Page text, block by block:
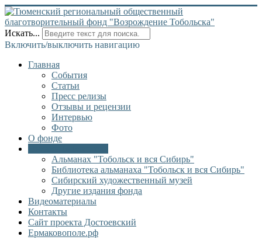
Искать...
Включить/выключить навигацию
Главная
События
Статьи
Пресс релизы
Отзывы и рецензии
Интервью
Фото
О фонде
Альманах "Тобольск и вся Сибирь"
Библиотека альманаха "Тобольск и вся Сибирь"
Сибирский художественный музей
Другие издания фонда
Видеоматериалы
Контакты
Сайт проекта Достоевский
Ермаковополе.рф